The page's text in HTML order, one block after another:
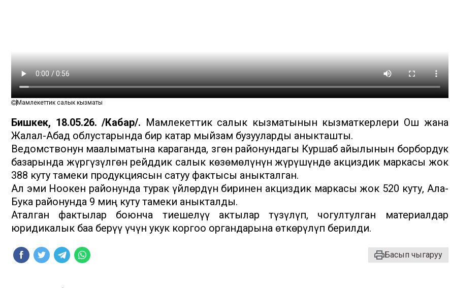
Мамлекеттик салык кызматы
Бишкек, 18.05.26. /Кабар/. Мамлекеттик салык кызматынын кызматкерлери Ош жана
Жалал-Абад облустарында бир катар мыйзам бузууларды аныкташты.
Ведомствонун маалыматына караганда, Өзгөн районундагы Куршаб айылынын борбордук
базарында жүргүзүлгөн рейддик салык көзөмөлүнүн жүрүшүндө акциздик маркасы жок
388 куту тамеки продукциясын сатуу фактысы аныкталган.
Ал эми Ноокен районунда турак үйлөрдүн биринен акциздик маркасы жок 520 куту, Ала-
Бука районунда 9 миң куту тамеки аныкталды.
Аталган фактылар боюнча тиешелүү актылар түзүлүп, чогултулган материалдар
юридикалык баа берүү үчүн укук коргоо органдарына өткөрүлүп берилди.
Басып чыгаруу